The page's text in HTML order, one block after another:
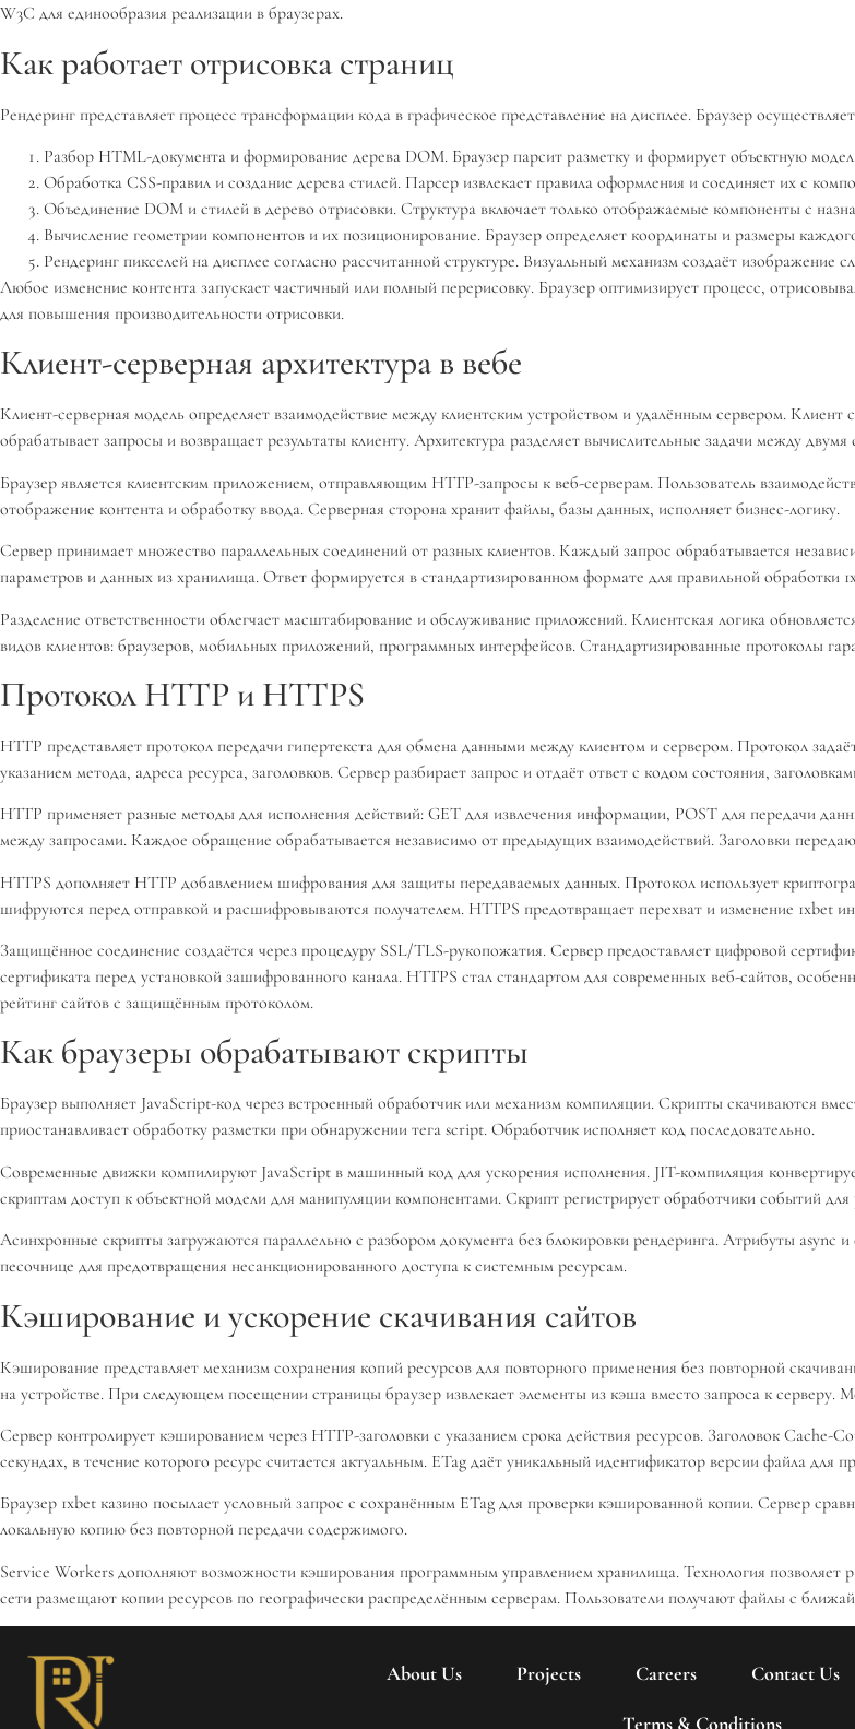
W3C для единообразия реализации в браузерах.
Как работает отрисовка страниц
Рендеринг представляет процесс трансформации кода в графическое представление на дисплее. Браузер
Разбор HTML-документа и формирование дерева DOM. Браузер парсит разметку и формирует объектную
Обработка CSS-правил и создание дерева стилей. Парсер извлекает правила оформления и соединяет их с
Объединение DOM и стилей в дерево отрисовки. Структура включает только отображаемые компоненты с
Вычисление геометрии компонентов и их позиционирование. Браузер определяет координаты и размеры
Рендеринг пикселей на дисплее согласно рассчитанной структуре. Визуальный механизм создаёт изображение
Любое изменение контента запускает частичный или полный перерисовку. Браузер оптимизирует процесс,
для повышения производительности отрисовки.
Клиент-серверная архитектура в вебе
Клиент-серверная модель определяет взаимодействие между клиентским устройством и удалённым сервером.
обрабатывает запросы и возвращает результаты клиенту. Архитектура разделяет вычислительные задачи между двумя
Браузер является клиентским приложением, отправляющим HTTP-запросы к веб-серверам. Пользователь
отображение контента и обработку ввода. Серверная сторона хранит файлы, базы данных, исполняет бизнес-логику.
Сервер принимает множество параллельных соединений от разных клиентов. Каждый запрос обрабатывается
параметров и данных из хранилища. Ответ формируется в стандартизированном формате для правильной обработки
Разделение ответственности облегчает масштабирование и обслуживание приложений. Клиентская логика
видов клиентов: браузеров, мобильных приложений, программных интерфейсов. Стандартизированные протоколы
Протокол HTTP и HTTPS
HTTP представляет протокол передачи гипертекста для обмена данными между клиентом и сервером. Протокол
указанием метода, адреса ресурса, заголовков. Сервер разбирает запрос и отдаёт ответ с кодом состояния,
HTTP применяет разные методы для исполнения действий: GET для извлечения информации, POST для передачи
между запросами. Каждое обращение обрабатывается независимо от предыдущих взаимодействий. Заголовки
HTTPS дополняет HTTP добавлением шифрования для защиты передаваемых данных. Протокол использует
шифруются перед отправкой и расшифровываются получателем. HTTPS предотвращает перехват и изменение 1xbet
Защищённое соединение создаётся через процедуру SSL/TLS-рукопожатия. Сервер предоставляет цифровой
сертификата перед установкой зашифрованного канала. HTTPS стал стандартом для современных веб-сайтов,
рейтинг сайтов с защищённым протоколом.
Как браузеры обрабатывают скрипты
Браузер выполняет JavaScript-код через встроенный обработчик или механизм компиляции. Скрипты скачиваются
приостанавливает обработку разметки при обнаружении тега script. Обработчик исполняет код последовательно.
Современные движки компилируют JavaScript в машинный код для ускорения исполнения. JIT-компиляция
скриптам доступ к объектной модели для манипуляции компонентами. Скрипт регистрирует обработчики событий для
Асинхронные скрипты загружаются параллельно с разбором документа без блокировки рендеринга. Атрибуты async
песочнице для предотвращения несанкционированного доступа к системным ресурсам.
Кэширование и ускорение скачивания сайтов
Кэширование представляет механизм сохранения копий ресурсов для повторного применения без повторной
на устройстве. При следующем посещении страницы браузер извлекает элементы из кэша вместо запроса к серверу.
Сервер контролирует кэшированием через HTTP-заголовки с указанием срока действия ресурсов. Заголовок Cache-
секундах, в течение которого ресурс считается актуальным. ETag даёт уникальный идентификатор версии файла для
Браузер 1xbet казино посылает условный запрос с сохранённым ETag для проверки кэшированной копии. Сервер
локальную копию без повторной передачи содержимого.
Service Workers дополняют возможности кэширования программным управлением хранилища. Технология позволяет
сети размещают копии ресурсов по географически распределённым серверам. Пользователи получают файлы с
About Us Projects Careers Contact Us
Terms & Conditions